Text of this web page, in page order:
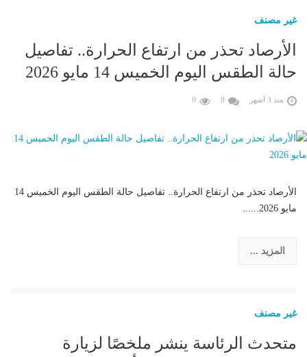
غير مصنف
الأرصاد تحذر من ارتفاع الحرارة.. تفاصيل
حالة الطقس اليوم الخميس 14 مايو 2026
منذ 3 أشهر 0
0
الأرصاد تحذر من ارتفاع الحرارة.. تفاصيل حالة الطقس اليوم الخميس 14
مايو 2026......
المزيد ...
غير مصنف
متحدث الرئاسة ينشر ملخصًا لزيارة